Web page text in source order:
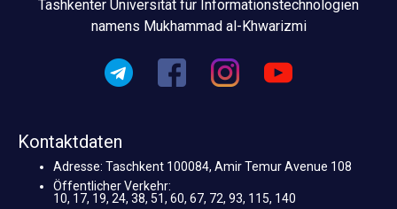
Tashkenter Universität für Informationstechnologien
namens Mukhammad al-Khwarizmi
Kontaktdaten
Adresse: Taschkent 100084, Amir Temur Avenue 108
Öffentlicher Verkehr:
10, 17, 19, 24, 38, 51, 60, 67, 72, 93, 115, 140